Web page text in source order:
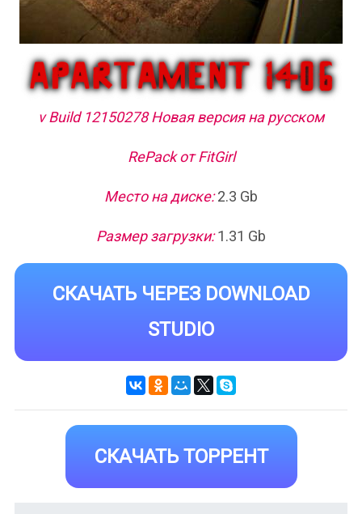
v Build 12150278 Новая версия на русском
RePack от FitGirl
Место на диске:2.3 Gb
Размер загрузки:1.31 Gb
СКАЧАТЬ ЧЕРЕЗ DOWNLOAD
STUDIO
СКАЧАТЬ ТОРРЕНТ